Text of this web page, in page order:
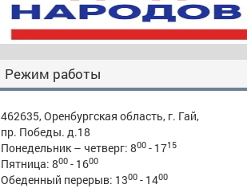
Режим работы
462635, Оренбургская область, г. Гай,
пр. Победы. д.18
Понедельник – четверг: 800 - 1715
Пятница: 800 - 1600
Обеденный перерыв: 1300 - 1400